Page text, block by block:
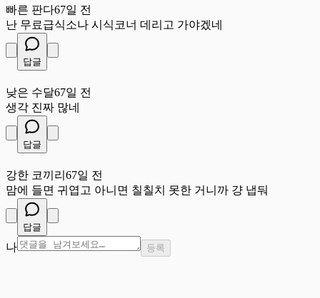
빠른 판다67일 전
난 무료급식소나 시식코너 데리고 가야겠네
답글
낮은 수달67일 전
생각 진짜 많네
답글
강한 코끼리 67일 전
맘에 들면 귀엽고 아니면 칠칠치 못한 거니까 걍 냅둬
답글
나 등록